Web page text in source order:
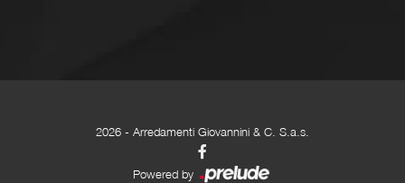
2026 - Arredamenti Giovannini & C. S.a.s.
Powered by